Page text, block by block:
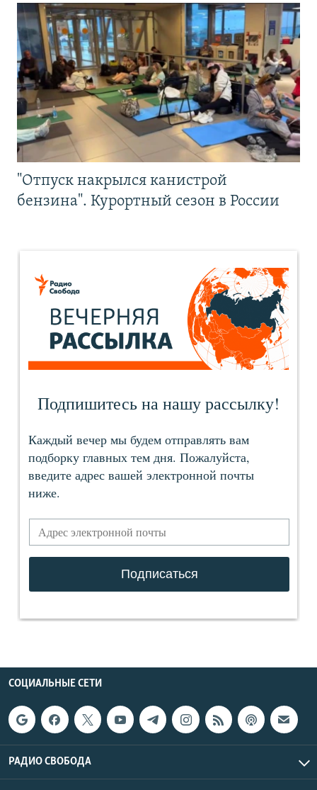
"Отпуск накрылся канистрой
бензина". Курортный сезон в России
СОЦИАЛЬНЫЕ СЕТИ
РАДИО СВОБОДА